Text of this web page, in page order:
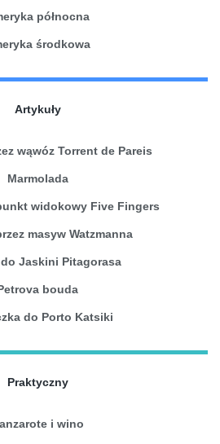
północna
środkowa
Artykuły
wąwóz Torrent de Pareis
Marmolada
widokowy Five Fingers
masyw Watzmanna
Jaskini Pitagorasa
bouda
do Porto Katsiki
Praktyczny
i wino